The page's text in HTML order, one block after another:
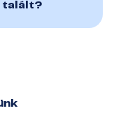
talált?